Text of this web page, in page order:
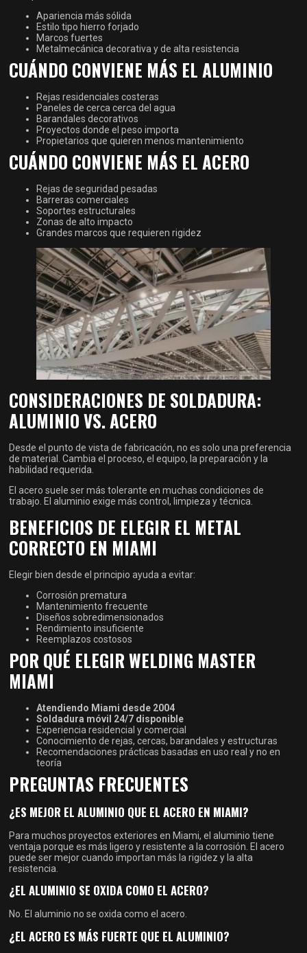
Apariencia más sólida
Estilo tipo hierro forjado
Marcos fuertes
Metalmecánica decorativa y de alta resistencia
CUÁNDO CONVIENE MÁS EL ALUMINIO
Rejas residenciales costeras
Paneles de cerca cerca del agua
Barandales decorativos
Proyectos donde el peso importa
Propietarios que quieren menos mantenimiento
CUÁNDO CONVIENE MÁS EL ACERO
Rejas de seguridad pesadas
Barreras comerciales
Soportes estructurales
Zonas de alto impacto
Grandes marcos que requieren rigidez
CONSIDERACIONES DE SOLDADURA:
ALUMINIO VS. ACERO
Desde el punto de vista de fabricación, no es solo una preferencia
de material. Cambia el proceso, el equipo, la preparación y la
habilidad requerida.
El acero suele ser más tolerante en muchas condiciones de
trabajo. El aluminio exige más control, limpieza y técnica.
BENEFICIOS DE ELEGIR EL METAL
CORRECTO EN MIAMI
Elegir bien desde el principio ayuda a evitar:
Corrosión prematura
Mantenimiento frecuente
Diseños sobredimensionados
Rendimiento insuficiente
Reemplazos costosos
POR QUÉ ELEGIR WELDING MASTER
MIAMI
Atendiendo Miami desde 2004
Soldadura móvil 24/7 disponible
Experiencia residencial y comercial
Conocimiento de rejas, cercas, barandales y estructuras
Recomendaciones prácticas basadas en uso real y no en
teoría
PREGUNTAS FRECUENTES
¿ES MEJOR EL ALUMINIO QUE EL ACERO EN MIAMI?
Para muchos proyectos exteriores en Miami, el aluminio tiene
ventaja porque es más ligero y resistente a la corrosión. El acero
puede ser mejor cuando importan más la rigidez y la alta
resistencia.
¿EL ALUMINIO SE OXIDA COMO EL ACERO?
No. El aluminio no se oxida como el acero.
¿EL ACERO ES MÁS FUERTE QUE EL ALUMINIO?